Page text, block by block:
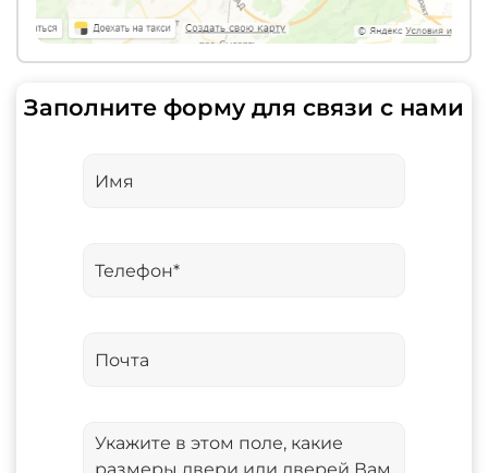
Заполните форму для связи с нами